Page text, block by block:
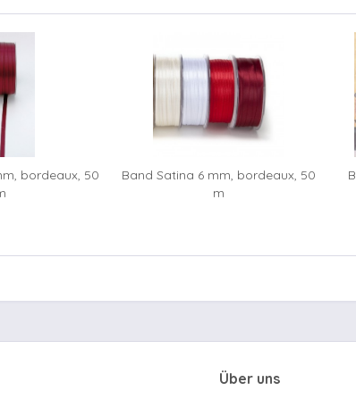
bordeaux, 50
Band Satina 6 mm, bordeaux, 50
m
Über uns